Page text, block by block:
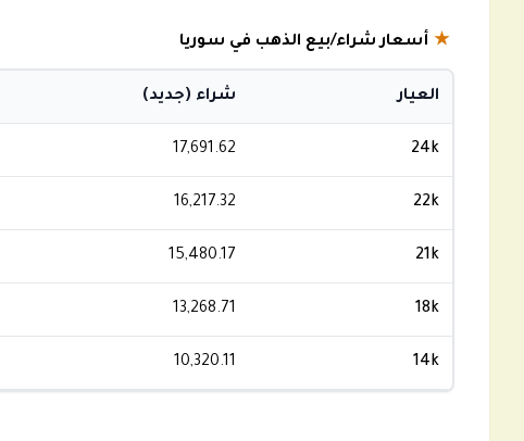
★ أسعار شراء/بيع الذهب في سوريا
العيار شراء (جديد)
24k
17,691.62
22k
16,217.32
21k
15,480.17
18k
13,268.71
14k
10,320.11